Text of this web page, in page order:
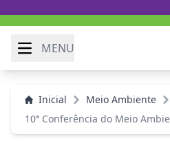
MENU
Inicial Meio Ambiente
10ª Conferência do Meio